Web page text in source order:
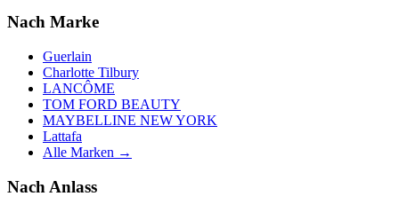
Nach Marke
Guerlain
Charlotte Tilbury
LANCÔME
TOM FORD BEAUTY
MAYBELLINE NEW YORK
Lattafa
Alle Marken →
Nach Anlass